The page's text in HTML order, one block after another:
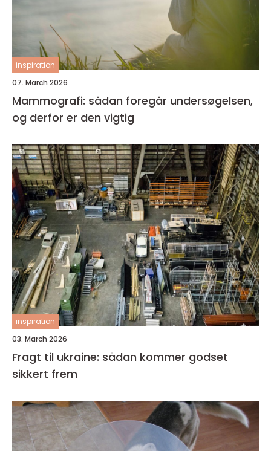
inspiration
07. March 2026
Mammografi: sådan foregår undersøgelsen,
og derfor er den vigtig
inspiration
03. March 2026
Fragt til ukraine: sådan kommer godset
sikkert frem